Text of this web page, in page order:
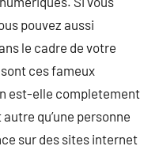
pouvez aussi
le cadre de votre
ces fameux
est-elle completement
qu’une personne
sur des sites internet